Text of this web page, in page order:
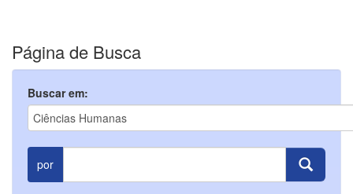
Página de Busca
Buscar em:
por